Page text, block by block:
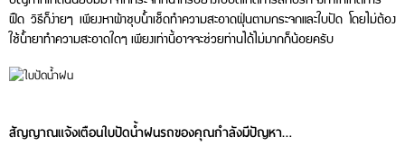
ฝืด วิธีก็ง่ายๆ เพียงหาผ้าชุบน้ำเช็ดทำความสะอาดฝุ่นตามกระจกและใบปัด โดยไม่ต้อง
ใช้น้ำยาทำความสะอาดใดๆ เพียงเท่านี้อาจจะช่วยท่านได้ไม่มากก็น้อยครับ
สัญญาณแจ้งเตือนใบปัดน้ำฝนรถของคุณกำลังมีปัญหา…